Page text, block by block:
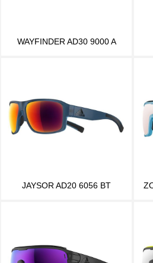
WAYFINDER AD30 9000 A
JAYSOR AD20 6056 BT